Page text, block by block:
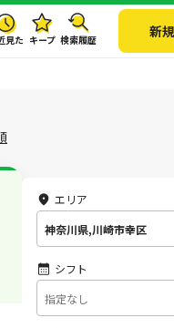
見た キープ 検索履歴 新
エリア
神奈川県,川崎市幸区
シフト
指定なし